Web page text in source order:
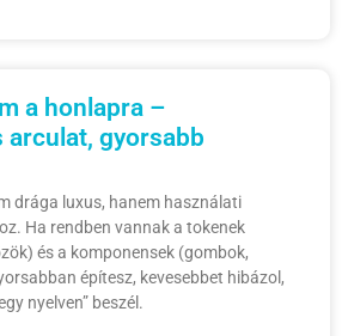
a honlapra –
arculat, gyorsabb
drága luxus, hanem használati
Ha rendben vannak a tokenek
és a komponensek (gombok,
építesz, kevesebbet hibázol,
nyelven” beszél.